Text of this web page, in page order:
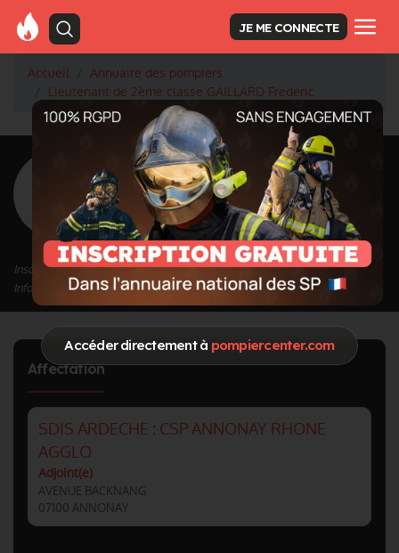
Accéder directement à pompiercenter.com
JE ME CONNECTE
Accueil
Annuaire des pompiers
Lieutenant de 2ème classe GAILLARD Frederic
<Retour à la liste des pompiers
GAILLARD
Frederic
Grade : Lieutenant de 2ème classe
Inscrit depuis le 04/03/2024 à 14:33
Informations mises à jour le 04/03/2024 à 14:33
Affectation
SDIS ARDECHE : CSP ANNONAY RHONE
AGGLO
Adjoint(e)
AVENUE BACKNANG
07100 ANNONAY